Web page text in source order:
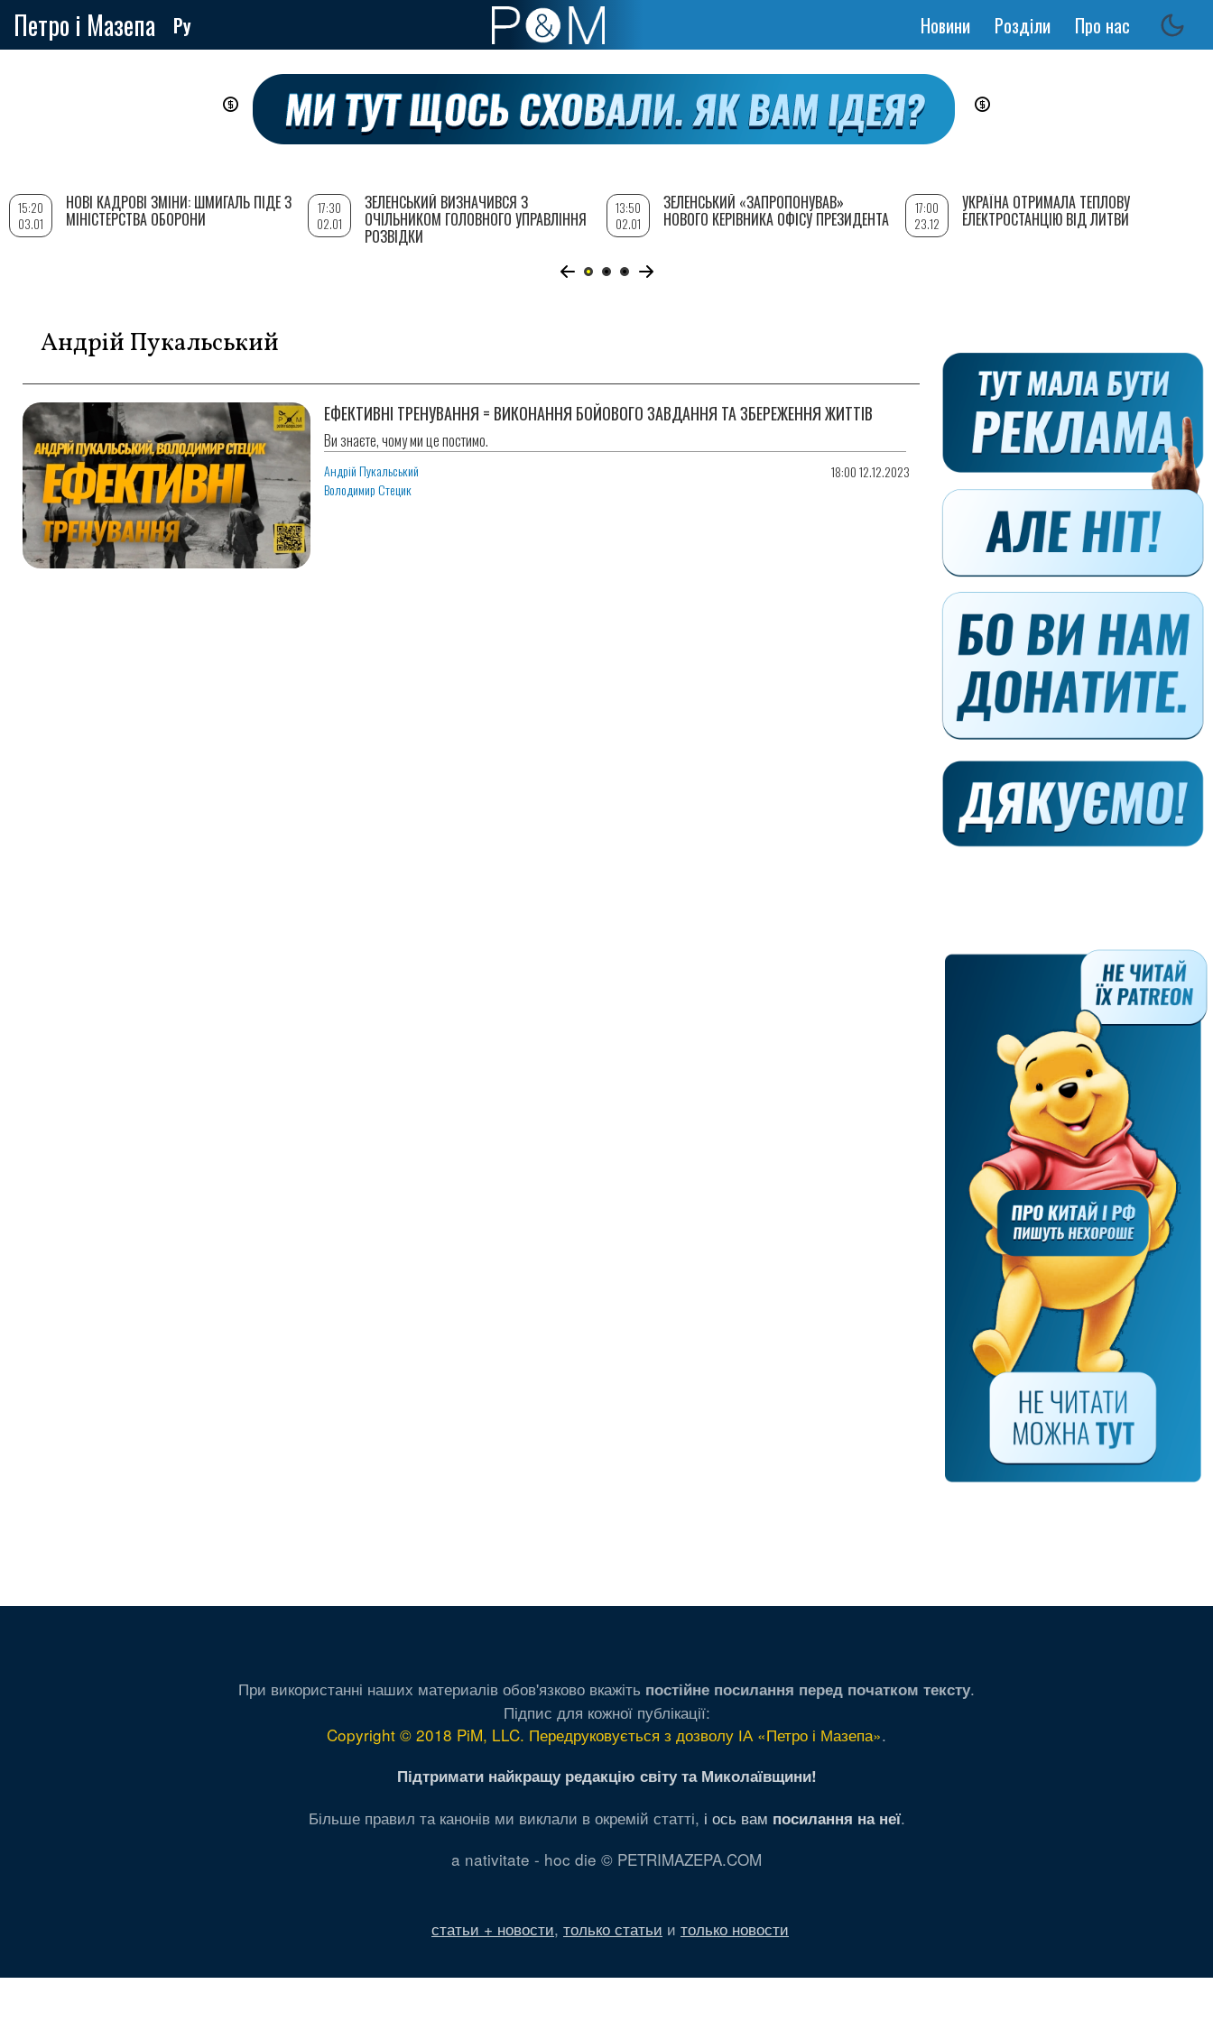
Петро і Мазепа Ру
Основная
Новини Розділи Про нас
Андрій Пукальський
ЕФЕКТИВНІ ТРЕНУВАННЯ = ВИКОНАННЯ БОЙОВОГО ЗАВДАННЯ ТА ЗБЕРЕЖЕННЯ ЖИТТІВ
Ви знаєте, чому ми це постимо.
Андрій Пукальський
Володимир Стецик
18:00 12.12.2023
15:20
03.01
НОВІ КАДРОВІ ЗМІНИ: ШМИГАЛЬ ПІДЕ З
МІНІСТЕРСТВА ОБОРОНИ
17:30
02.01
ЗЕЛЕНСЬКИЙ ВИЗНАЧИВСЯ З
ОЧІЛЬНИКОМ ГОЛОВНОГО УПРАВЛІННЯ
РОЗВІДКИ
13:50
02.01
ЗЕЛЕНСЬКИЙ «ЗАПРОПОНУВАВ»
НОВОГО КЕРІВНИКА ОФІСУ ПРЕЗИДЕНТА
17:00
23.12
УКРАЇНА ОТРИМАЛА ТЕПЛОВУ
ЕЛЕКТРОСТАНЦІЮ ВІД ЛИТВИ
При використанні наших материалів обов'язково вкажіть постійне посилання перед початком тексту.
Підпис для кожної публікації:
Copyright © 2018 PiM, LLC. Передруковується з дозволу ІА «Петро і Мазепа».
Підтримати найкращу редакцію світу та Миколаївщини!
Більше правил та канонів ми виклали в окремій статті, і ось вам посилання на неї.
a nativitate - hoc die © PETRIMAZEPA.COM
статьи + новости, только статьи и только новости